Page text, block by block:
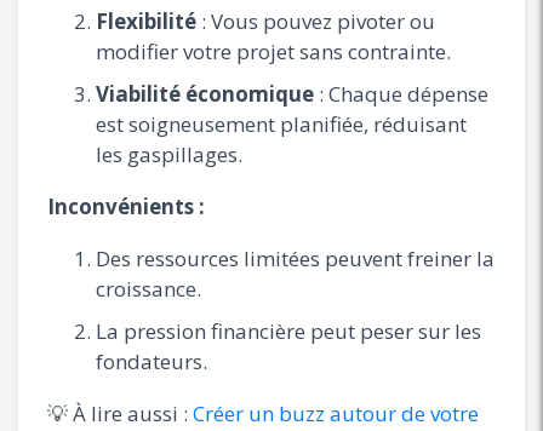
Flexibilité : Vous pouvez pivoter ou
modifier votre projet sans contrainte.
Viabilité économique : Chaque dépense
est soigneusement planifiée, réduisant
les gaspillages.
Inconvénients :
Des ressources limitées peuvent freiner la
croissance.
La pression financière peut peser sur les
fondateurs.
💡 À lire aussi : Créer un buzz autour de votre